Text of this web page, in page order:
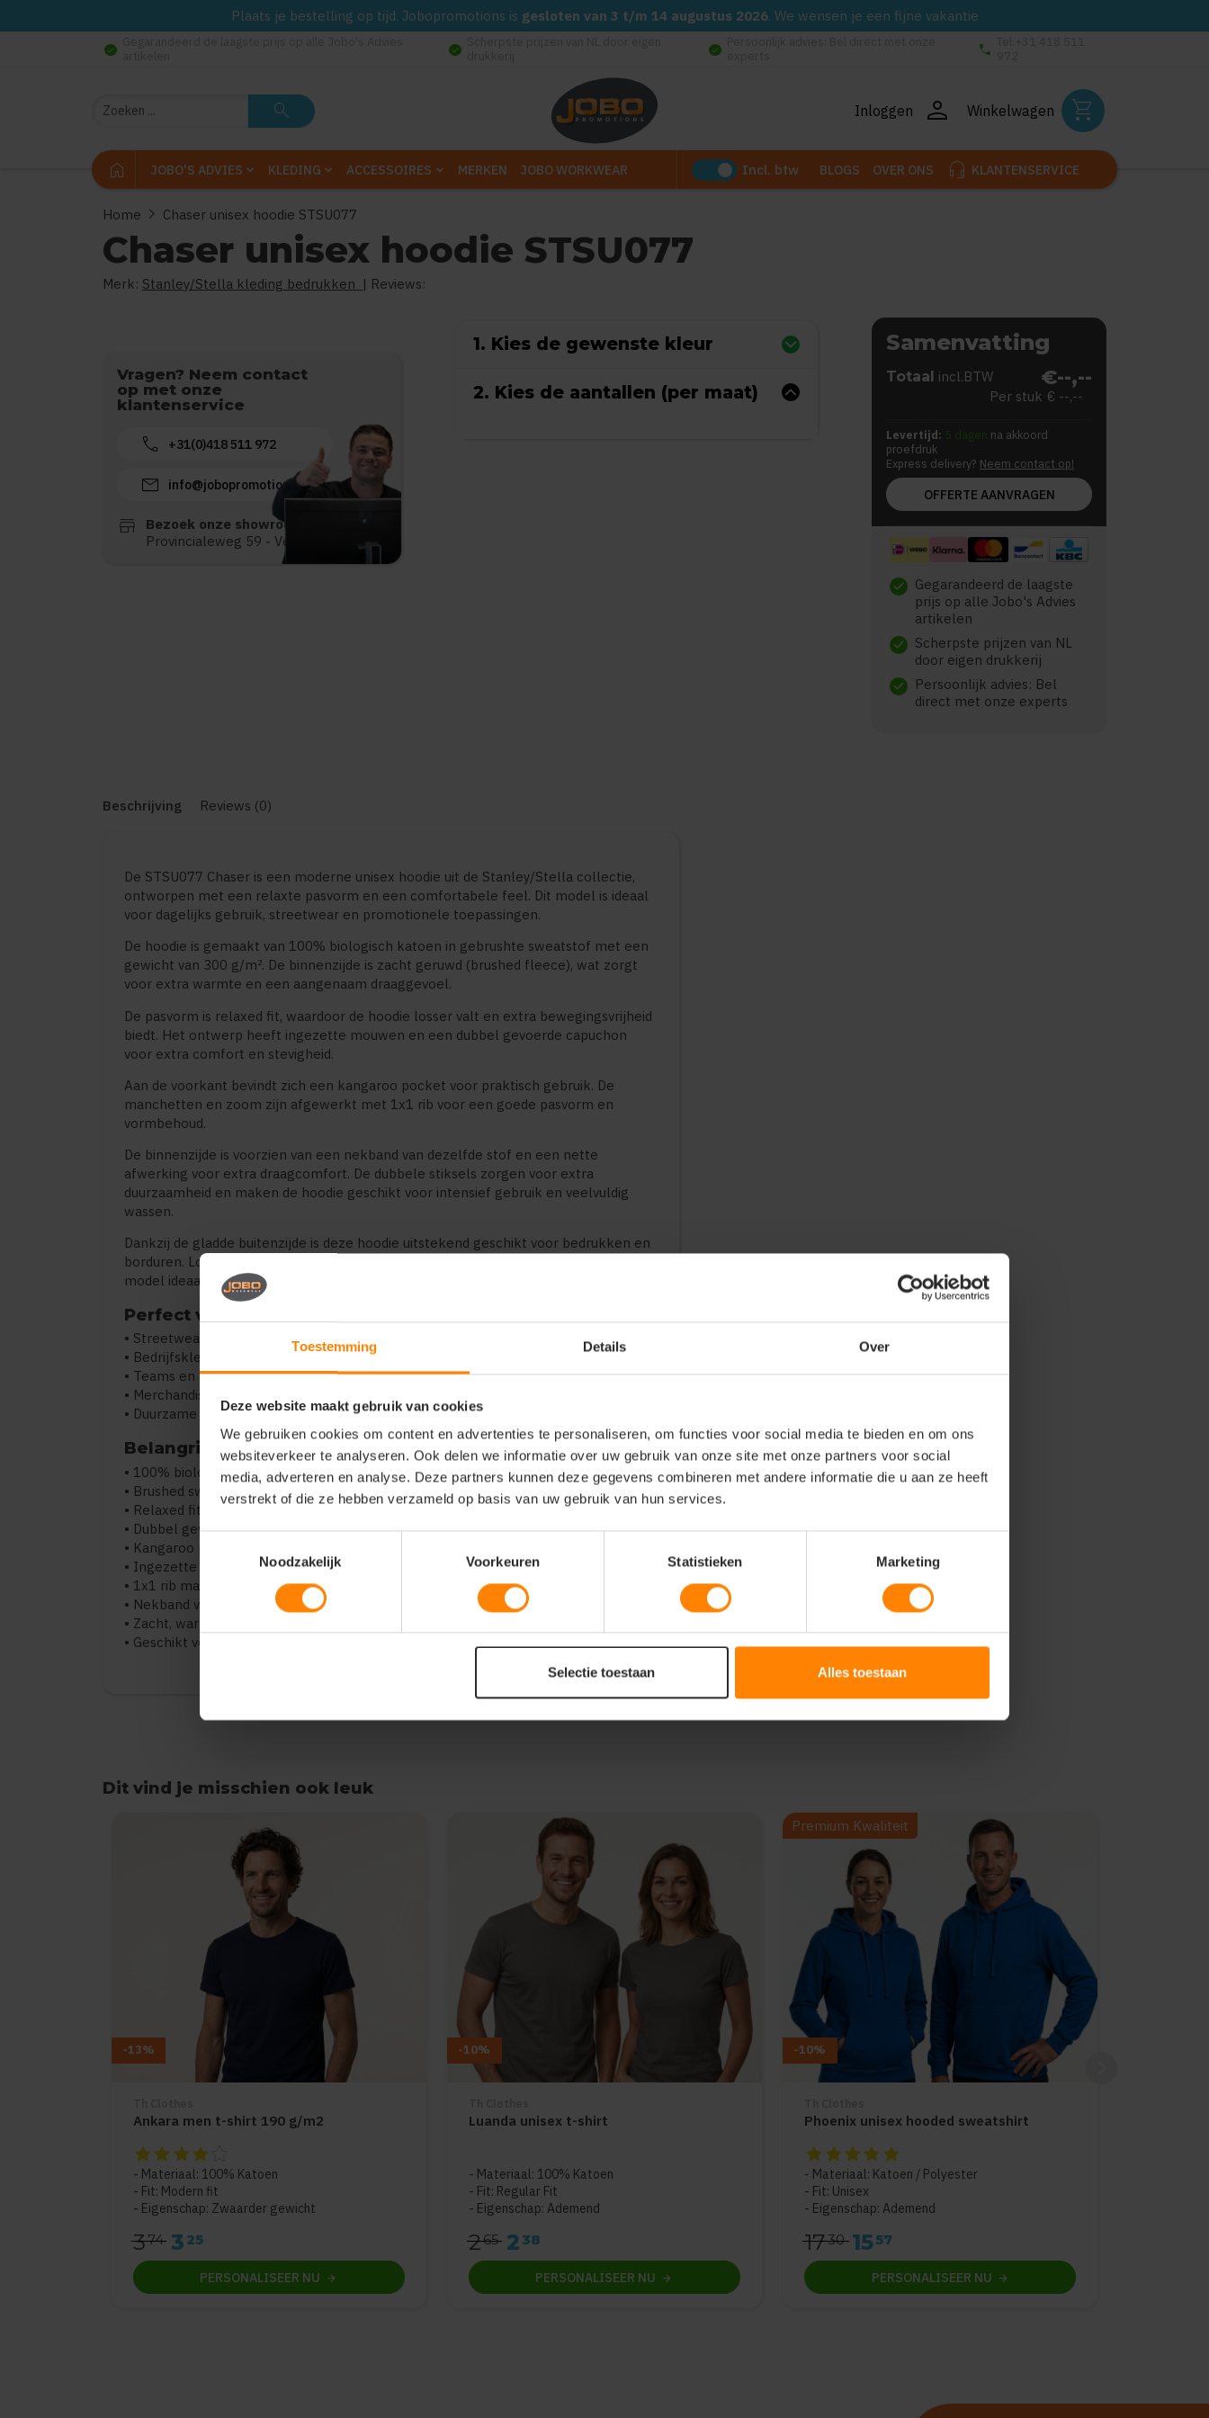
Toestemming Details Over
Deze website maakt gebruik van cookies
We gebruiken cookies om content en advertenties te personaliseren, om functies voor social media te bieden en om ons
websiteverkeer te analyseren. Ook delen we informatie over uw gebruik van onze site met onze partners voor social
media, adverteren en analyse. Deze partners kunnen deze gegevens combineren met andere informatie die u aan ze heeft
verstrekt of die ze hebben verzameld op basis van uw gebruik van hun services.
Noodzakelijk
Voorkeuren Statistieken Marketing
Selectie toestaan Alles toestaan
Plaats je bestelling op tijd. Jobopromotions is gesloten van 3 t/m 14 augustus 2026. We wensen je een fijne vakantie
check_circle check_circle check_circle phone
Zoeken search Inloggen person Winkelwagen shopping_cart
home JOBO'S ADVIES KLEDING ACCESSOIRES MERKEN JOBO WORKWEAR Incl. btw BLOGS OVER ONS headset_mic KLANTENSERVICE
Home chevron_right Chaser unisex hoodie STSU077
Chaser unisex hoodie STSU077
Merk: Stanley/Stella kleding bedrukken | Reviews:
Vragen? Neem contact
op met onze
klantenservice
call +31(0)418 511 972
mail info@jobopromotions.nl
store
Bezoek onze showroom:
Provincialeweg 59 - Velddriel
1. Kies de gewenste kleur
2. Kies de aantallen (per maat)
Samenvatting
Totaal incl.BTW €--,--
Per stuk € --,--
Levertijd: 5 dagen na akkoord
proefdruk
Express delivery? Neem contact op!
OFFERTE AANVRAGEN
check Gegarandeerd de laagste
prijs op alle Jobo's Advies
artikelen
check Scherpste prijzen van NL
door eigen drukkerij
check
Persoonlijk advies: Bel
direct met onze experts
Beschrijving Reviews (0)
De STSU077 Chaser is een moderne unisex hoodie uit de Stanley/Stella collectie,
ontworpen met een relaxte pasvorm en een comfortabele feel. Dit model is ideaal
voor dagelijks gebruik, streetwear en promotionele toepassingen.
De hoodie is gemaakt van 100% biologisch katoen in gebrushte sweatstof met een
gewicht van 300 g/m². De binnenzijde is zacht geruwd (brushed fleece), wat zorgt
voor extra warmte en een aangenaam draaggevoel.
De pasvorm is relaxed fit, waardoor de hoodie losser valt en extra bewegingsvrijheid
biedt. Het ontwerp heeft ingezette mouwen en een dubbel gevoerde capuchon
voor extra comfort en stevigheid.
Aan de voorkant bevindt zich een kangaroo pocket voor praktisch gebruik. De
manchetten en zoom zijn afgewerkt met 1x1 rib voor een goede pasvorm en
vormbehoud.
De binnenzijde is voorzien van een nekband van dezelfde stof en een nette
afwerking voor extra draagcomfort. De dubbele stiksels zorgen voor extra
duurzaamheid en maken de hoodie geschikt voor intensief gebruik en veelvuldig
wassen.
Dankzij de gladde buitenzijde is deze hoodie uitstekend geschikt voor bedrukken en
borduren. Logo’s en designs komen strak en professioneel naar voren, wat het
model ideaal maakt voor branding, teams en lifestyle collecties.
Perfect voor
• Streetwear en casual outfits
• Bedrijfskleding en branding
• Teams en events
• Merchandising
• Duurzame kledingcollecties
Belangrijkste kenmerken
• 100% biologisch katoen
• Brushed sweatstof – 300 g/m²
• Relaxed fit (unisex)
• Dubbel gevoerde capuchon
• Kangaroo pocket
• Ingezette mouwen
• 1x1 rib manchetten en zoom
• Nekband van dezelfde stof
• Zacht, warm en comfortabel
• Geschikt voor bedrukken en borduren
Dit vind je misschien ook leuk
-13%
Ankara men t-shirt 190 g/m2
De beoordeling van dit product is
Materiaal: 100% Katoen
Fit: Modern fit
Eigenschap: Zwaarder gewicht
374 3 25
PERSONALISEER NU
-10%
Luanda unisex t-shirt
Materiaal: 100% Katoen
Fit: Regular Fit
Eigenschap: Ademend
265 2 38
PERSONALISEER NU
-10%
Premium Kwaliteit
Phoenix unisex hooded sweatshirt
De beoordeling van dit product is
Materiaal: Katoen / Polyester
Fit: Unisex
Eigenschap: Ademend
1730 1557
PERSONALISEER NU